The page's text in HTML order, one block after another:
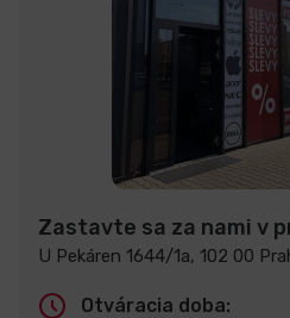
Zastavte sa za nami v
U Pekáren 1644/1a, 102 00
Otváracia doba: